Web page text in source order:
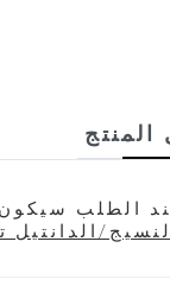
المنتج
الطلب
الدانتيل